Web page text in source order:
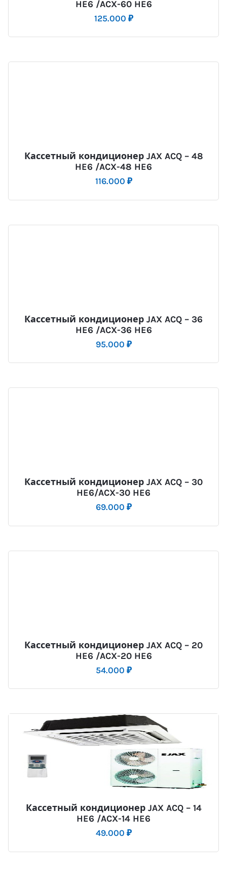
HE6 /ACX-60 HE6
125.000 ₽
Кассетный кондиционер JAX ACQ – 48
HE6 /ACX-48 HE6
116.000 ₽
Кассетный кондиционер JAX ACQ – 36
HE6 /ACX-36 HE6
95.000 ₽
Кассетный кондиционер JAX ACQ – 30
HE6/ACX-30 HE6
69.000 ₽
Кассетный кондиционер JAX ACQ – 20
HE6 /ACX-20 HE6
54.000 ₽
Кассетный кондиционер JAX ACQ – 14
HE6 /ACX-14 HE6
49.000 ₽